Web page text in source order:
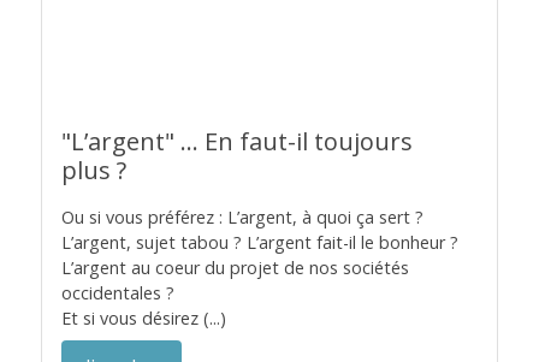
"L’argent" ... En faut-il toujours
plus ?
Ou si vous préférez : L’argent, à quoi ça sert ?
L’argent, sujet tabou ? L’argent fait-il le bonheur ?
L’argent au coeur du projet de nos sociétés
occidentales ?
Et si vous désirez (...)